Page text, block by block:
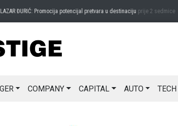
ĐURIĆ: Promocija potencijal pretvara u destinacijuprije 2 sedmice
COMPANY CAPITAL AUTO TECH